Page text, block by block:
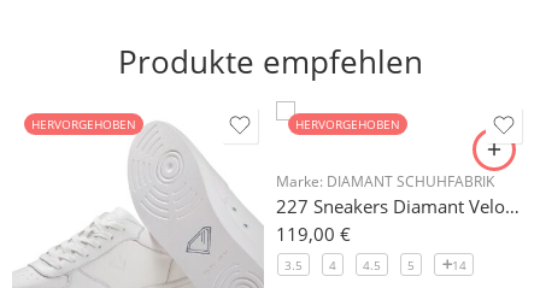
Produkte empfehlen
HERVORGEHOBEN HERVORGEHOBEN
Marke: DIAMANT SCHUHFABRIK
227 Sneakers Diamant Veloursleder hellgrau, drehfreudige Kunststoffsohle
119,00 €
3.5 4 4.5 5 14